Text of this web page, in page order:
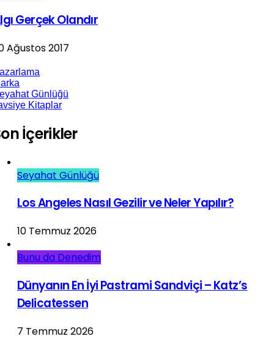
Gerçek Olandır
Ağustos 2017
Günlüğü
Kitaplar
İçerikler
Seyahat Günlüğü
Los Angeles Nasıl Gezilir ve Neler Yapılır?
10 Temmuz 2026
Bunu da Denedim
Dünyanın En İyi Pastrami Sandviçi – Katz’s
Delicatessen
7 Temmuz 2026